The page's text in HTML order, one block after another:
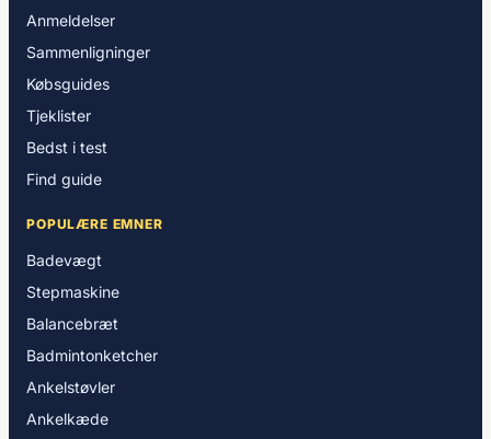
Anmeldelser
Sammenligninger
Købsguides
Tjeklister
Bedst i test
Find guide
POPULÆRE EMNER
Badevægt
Stepmaskine
Balancebræt
Badmintonketcher
Ankelstøvler
Ankelkæde